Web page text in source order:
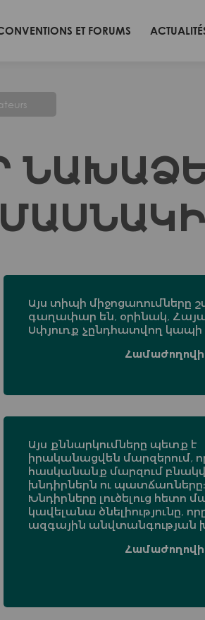
ET FORUMS
Այս տիպի միջոցառումները
գաղափար են, օրինակ,
Սփյուռք չընդհատվող կապի
Այս քննարկումները պետք է
իրականացվեն մարզերում,
հասկանանք մարզում
խնդիրներն ու պատճառները։
Խնդիրները լուծելուց հետո
կավելանա ծնելիությունը,
ազգային անվտանգության